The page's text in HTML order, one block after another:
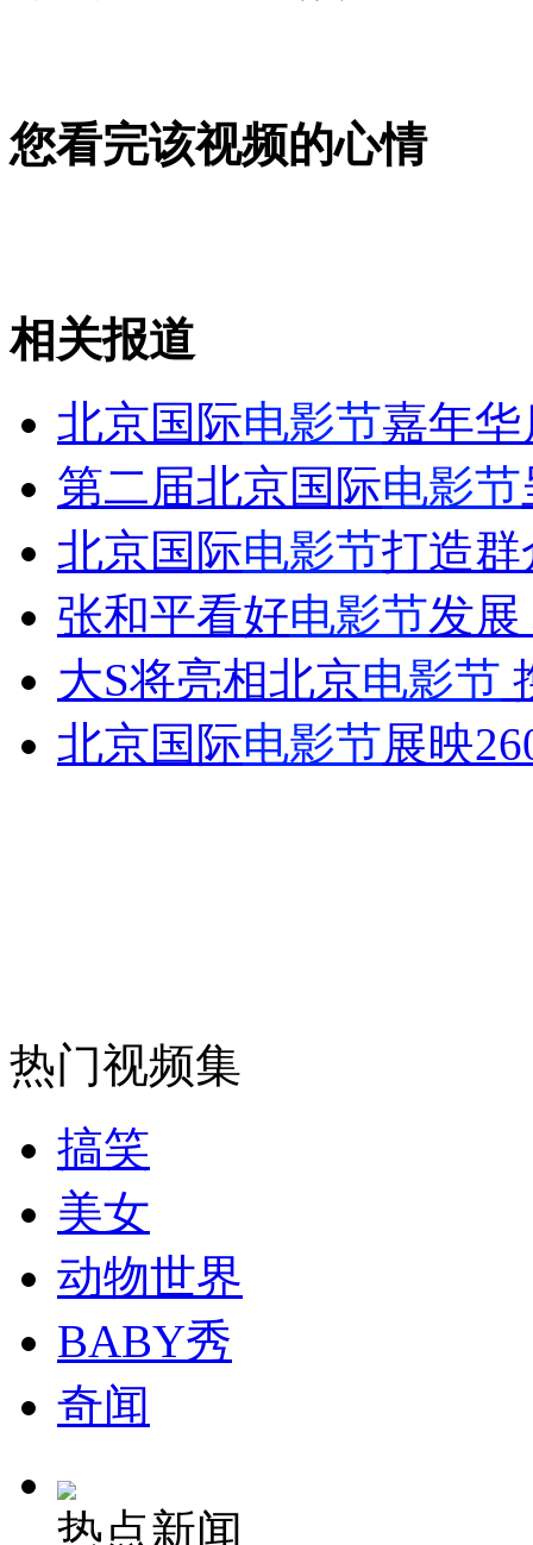
女孩北京地铁殴打老人 痛下狠手拳打脚踢
无痛分娩是否安全 医生回应
外交部：反对强权政治霸凌主义
外交部：有关国家言论片面不公正
纽约上演“枕头大战”
司机酒驾遇交警 急速倒车逃窜
您看完该视频的心情
相关报道
北京国际电影节嘉年
第二届北京国际电影节
北京国际电影节打造
张和平看好电影节发
大S将亮相北京电影节
北京国际电影节展映
热门视频集
搞笑
美女
动物世界
BABY秀
奇闻
热点新闻